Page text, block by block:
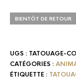
BIENTÔT DE RETOUR
UGS : TATOUAGE-
CATÉGORIES :
ÉTIQUETTE :